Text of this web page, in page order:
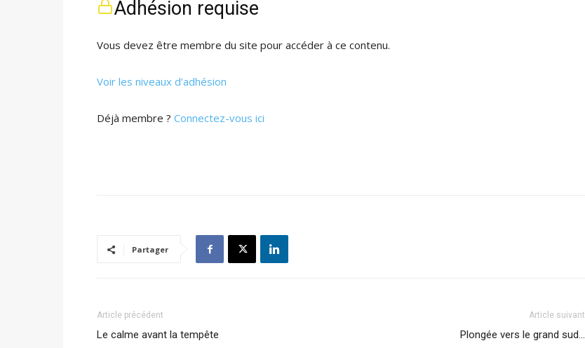
Adhésion requise
Vous devez être membre du site pour accéder à ce contenu.
Voir les niveaux d’adhésion
Déjà membre ? Connectez-vous ici
Partager
Article précédent
Le calme avant la tempête
Article suivant
Plongée vers le grand sud…